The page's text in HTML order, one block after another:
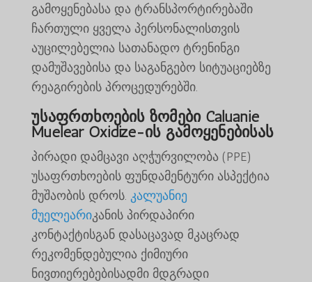
გამოყენებასა და ტრანსპორტირებაში
ჩართული ყველა პერსონალისთვის
აუცილებელია სათანადო ტრენინგი
დამუშავებისა და საგანგებო სიტუაციებზე
რეაგირების პროცედურებში.
უსაფრთხოების ზომები Caluanie
Muelear Oxidize-ის გამოყენებისას
პირადი დამცავი აღჭურვილობა (PPE)
უსაფრთხოების ფუნდამენტური ასპექტია
მუშაობის დროს. კალუანიე
მუელეარიკანის პირდაპირი
კონტაქტისგან დასაცავად მკაცრად
რეკომენდებულია ქიმიური
ნივთიერებებისადმი მდგრადი